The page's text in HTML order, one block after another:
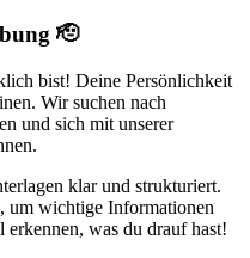
🫡
bist! Deine Persönlichkeit
Wir suchen nach
und sich mit unserer
klar und strukturiert.
um wichtige Informationen
was du drauf hast!